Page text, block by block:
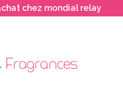
chez mondial relay